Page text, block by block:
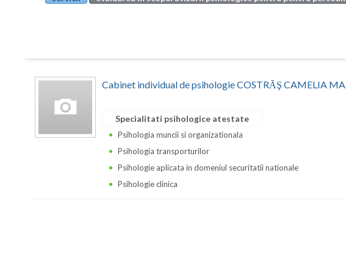
Cabinet individual de psihologie COSTRĂŞ CAMELIA
Specialitati psihologice atestate
Psihologia muncii si organizationala
Psihologia transporturilor
Psihologie aplicata in domeniul securitatii nationale
Psihologie clinica